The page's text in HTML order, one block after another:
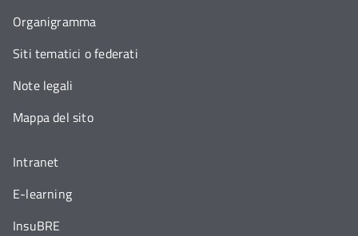
Organigramma
Siti tematici o federati
Note legali
Mappa del sito
Intranet
E-learning
InsuBRE